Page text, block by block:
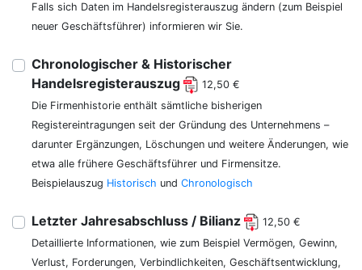
Falls sich Daten im Handelsregisterauszug ändern (zum Beispiel
neuer Geschäftsführer) informieren wir Sie.
Chronologischer & Historischer
Handelsregisterauszug
12,50 €
Die Firmenhistorie enthält sämtliche bisherigen
Registereintragungen seit der Gründung des Unternehmens –
darunter Ergänzungen, Löschungen und weitere Änderungen, wie
etwa alle frühere Geschäftsführer und Firmensitze.
Beispielauszug Historisch und Chronologisch
Letzter Jahresabschluss / Bilianz
12,50 €
Detaillierte Informationen, wie zum Beispiel Vermögen, Gewinn,
Verlust, Forderungen, Verbindlichkeiten, Geschäftsentwicklung,